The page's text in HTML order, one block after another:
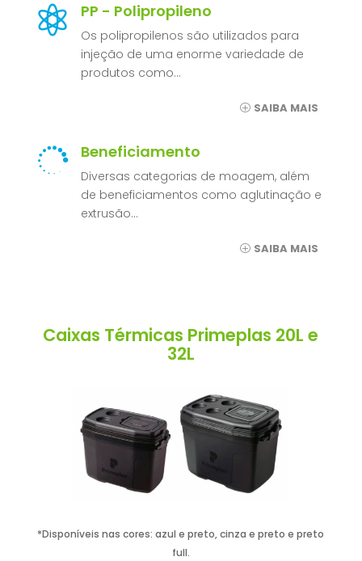
 PP - Polipropileno
Os polipropilenos são utilizados para
injeção de uma enorme variedade de
produtos como…
SAIBA MAIS
 Beneficiamento
Diversas categorias de moagem, além
de beneficiamentos como aglutinação e
extrusão…
SAIBA MAIS
Caixas Térmicas Primeplas 20L e
32L
*Disponíveis nas cores: azul e preto, cinza e preto e preto
full.